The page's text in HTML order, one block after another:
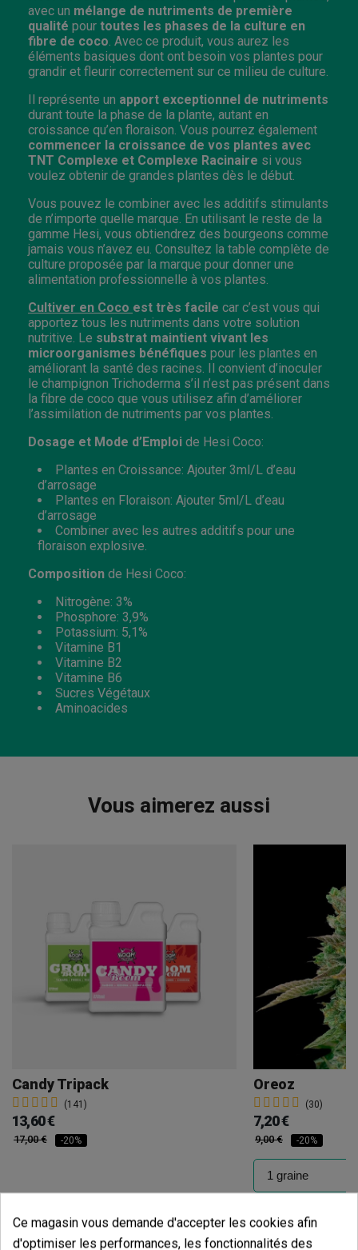
avec un mélange de nutriments de première
qualité pour toutes les phases de la culture en
fibre de coco . Avec ce produit, vous aurez les
éléments basiques dont ont besoin vos plantes pour
grandir et fleurir correctement sur ce milieu de culture.
Il représente un apport exceptionnel de nutriments
durant toute la phase de la plante, autant en
croissance qu’en floraison. Vous pourrez également
commencer la croissance de vos plantes avec
TNT Complexe et Complexe Racinaire si vous
voulez obtenir de grandes plantes dès le début.
Vous pouvez le combiner avec les additifs stimulants
de n’importe quelle marque. En utilisant le reste de la
gamme Hesi, vous obtiendrez des bourgeons comme
jamais vous n’avez eu. Consultez la table complète de
culture proposée par la marque pour donner une
alimentation professionnelle à vos plantes.
Cultiver en Coco est très facile car c’est vous qui
apportez tous les nutriments dans votre solution
nutritive. Le substrat maintient vivant les
microorganismes bénéfiques pour les plantes en
améliorant la santé des racines. Il convient d’inoculer
le champignon Trichoderma s’il n’est pas présent dans
la fibre de coco que vous utilisez afin d’améliorer
l’assimilation de nutriments par vos plantes.
Dosage et Mode d’Emploi de Hesi Coco:
Plantes en Croissance: Ajouter 3ml/L d’eau
d’arrosage
Plantes en Floraison: Ajouter 5ml/L d’eau
d’arrosage
Combiner avec les autres additifs pour une
floraison explosive.
Composition de Hesi Coco:
Nitrogène: 3%
Phosphore: 3,9%
Potassium: 5,1%
Vitamine B1
Vitamine B2
Vitamine B6
Sucres Végétaux
Aminoacides
Vous aimerez aussi
Candy Tripack
(141)
13,60 €
17,00 € -20%
Ajouter au panier
Oreoz
(30)
7,20 €
9,00 € -20%
Ce magasin vous demande d'accepter les cookies afin
d'optimiser les performances, les fonctionnalités des